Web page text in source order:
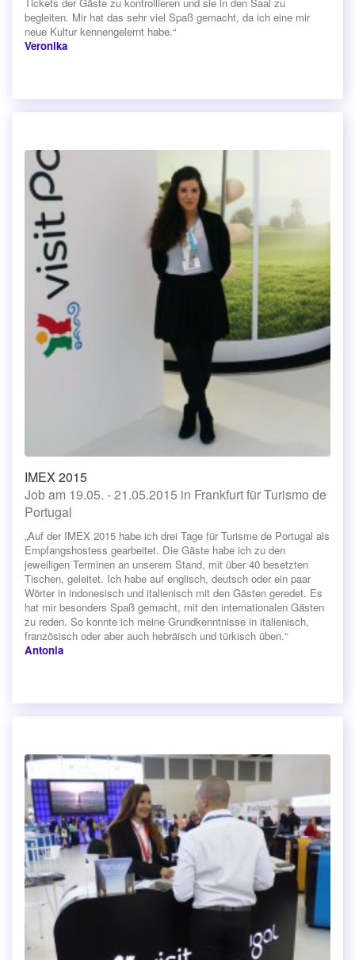
begleiten. Mir hat das sehr viel Spaß gemacht, da ich eine mir
neue Kultur kennengelernt habe.“
Veronika
IMEX 2015
Job am 19.05. - 21.05.2015 in Frankfurt für Turismo de
Portugal
„Auf der IMEX 2015 habe ich drei Tage für Turisme de Portugal als
Empfangshostess gearbeitet. Die Gäste habe ich zu den
jeweiligen Terminen an unserem Stand, mit über 40 besetzten
Tischen, geleitet. Ich habe auf englisch, deutsch oder ein paar
Wörter in indonesisch und italienisch mit den Gästen geredet. Es
hat mir besonders Spaß gemacht, mit den internationalen Gästen
zu reden. So konnte ich meine Grundkenntnisse in italienisch,
französisch oder aber auch hebräisch und türkisch üben.“
Antonia